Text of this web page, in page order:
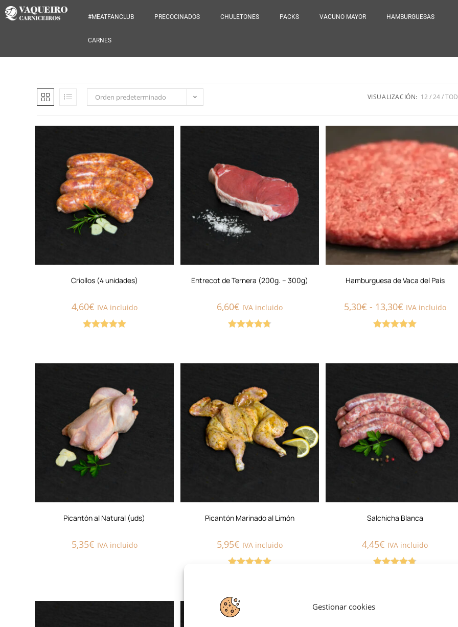
Gestionar cookies
#MEATFANCLUB PRECOCINADOS CHULETONES PACKS VACUNO MAYOR HAMBURGUESAS
CARNES
Orden predeterminado VISUALIZACIÓN: 12 24
Criollos (4 unidades)
4,60€ IVA incluido
Entrecot de Ternera (200g. – 300g)
6,60€ IVA incluido
Hamburguesa de Vaca del País
5,30€ - 13,30€ IVA incluido
Picantón al Natural (uds)
5,35€ IVA incluido
Picantón Marinado al Limón
5,95€ IVA incluido
Salchicha Blanca
4,45€ IVA incluido
AGOTADO